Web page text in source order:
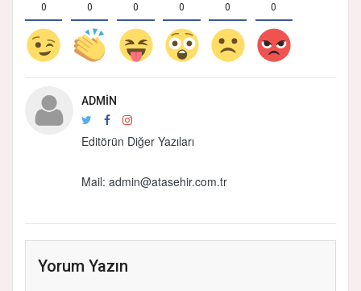
0 0 0 0 0 0
ADMIN
Editörün Diğer Yazıları
Mail: admin@atasehir.com.tr
Yorum Yazın